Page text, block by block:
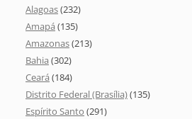
Alagoas(232)
Amapá (135)
Amazonas(213)
Bahia (302)
Ceará (184)
Distrito Federal (Brasília)(135)
Espírito Santo (291)